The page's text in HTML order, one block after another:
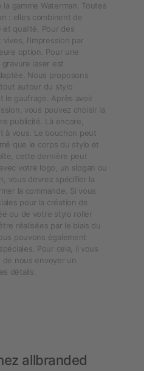
gamme Waterman. Toutes
: elles combinent de
et qualité. Pour des
l'impression par
option. Pour une
laser est
Nous proposons
autour du stylo
le gaufrage. Après avoir
vous pouvez choisir la
publicité. Là encore,
à vous. Le bouchon peut
que le corps du stylo et
cette dernière peut
votre logo, un slogan ou
vous devrez spécifier la
la commande. Si vous
pour la création de
ou de votre stylo roller
réalisées par le biais du
pouvons également
Pour cela, il vous
nous envoyer un
détails.
allbranded